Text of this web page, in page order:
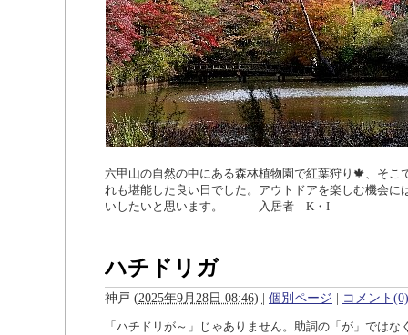
六甲山の自然の中にある森林植物園で紅葉狩り🍁、そこ
れも堪能した良い日でした。アウトドアを楽しむ機会に
いしたいと思います。 入居者 K・I
ハチドリガ
神戸 (2025年9月28日 08:46) | 個別ページ | コメント(0)
「ハチドリが～」じゃありません。助詞の「が」ではな